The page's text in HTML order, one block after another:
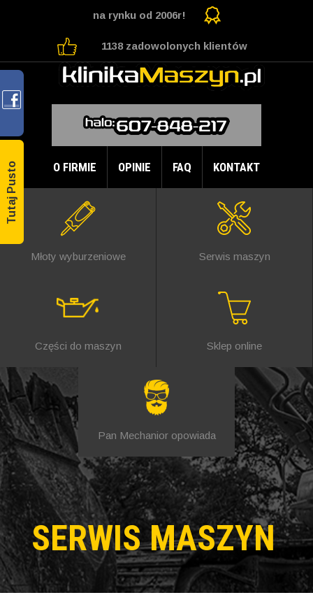
Tutaj Pusto
na rynku od 2006r!
1138 zadowolonych klientów
O FIRMIE OPINIE FAQ KONTAKT
Młoty wyburzeniowe Serwis maszyn
Części do maszyn Sklep online
Pan Mechanior opowiada
SERWIS MASZYN